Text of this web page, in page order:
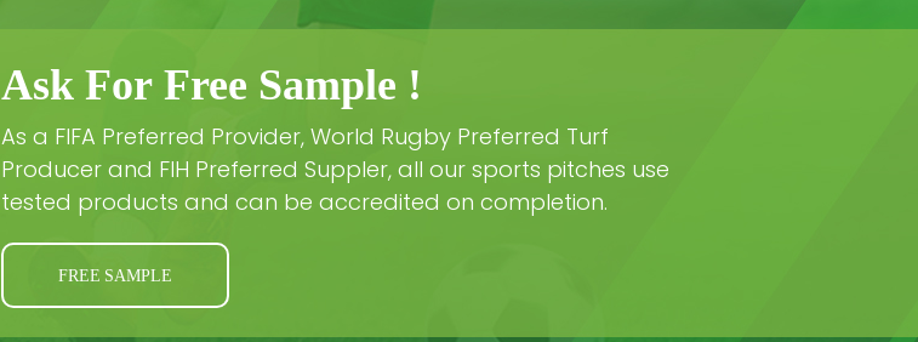
Ask For Free Sample !
As a FIFA Preferred Provider, World Rugby Preferred Turf
Producer and FIH Preferred Suppler, all our sports pitches use
tested products and can be accredited on completion.
FREE SAMPLE